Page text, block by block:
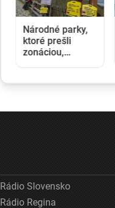
Národné parky,
ktoré prešli
zonáciou,
pozemkov.
Takáč podpísali
Rádio Slovensko
Rádio Regina